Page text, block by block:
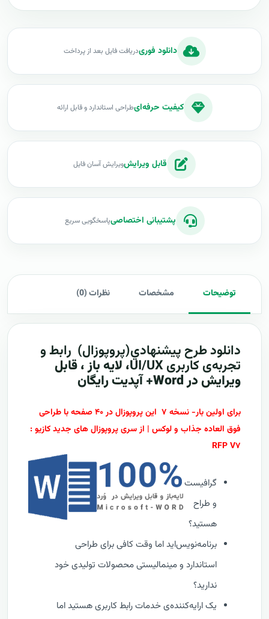
دانلود فوریدریافت فایل بعد از پرداخت
کیفیت حرفه‌ایطراحی استاندارد و قابل ارائه
قابل ویرایشویرایش آسان فایل
پشتیبانی اختصاصیپاسخگویی سریع
توضیحات مشخصات نظرات (0)
دانلود طرح پيشنهادي(پروپوزال) رابط و
تجربه‌ی کاربری UI/UX ، لایه باز ، قابل
ویرایش در Word+ آپدیت رایگان
برای اولین بار- نسخه ۷ این پروپوزال در ۴۰ صفحه با طراحی
فوق العاده جذاب و لوکس | از سری پروپوزال های جدید کازیو :
RFP V۷
گرافیست
و طراح
هستید؟
برنامه‌نویس‌اید اما وقت کافی برای طراحی
استاندارد و مینمالیستی محصولات تولیدی خود
ندارید؟
یک ارایه‌کننده‌ی خدمات رابط کاربری هستید اما